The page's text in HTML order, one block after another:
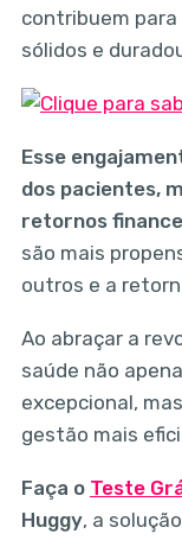
contribuem
sólidos e
Esse
dos pacientes,
retornos
são mais
outros e a
Ao abraçar a
saúde não
excepcional,
gestão mais
Faça o Teste
Huggy, a